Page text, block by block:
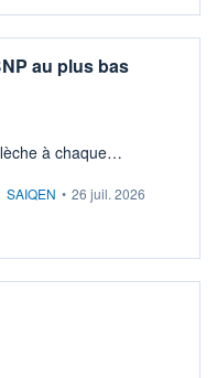
au plus bas
à chaque
sa retraite.
SAIQEN • 26 juil. 2026